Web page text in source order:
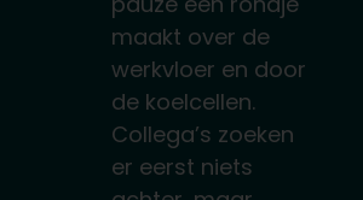
maakt over de
werkvloer en door
de koelcellen.
Collega’s zoeken
er eerst niets